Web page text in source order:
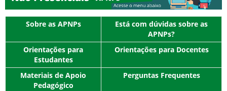
Sobre as APNPs
Está com dúvidas sobre as
APNPs?
Orientações para
Estudantes
Orientações para Docentes
Materiais de Apoio
Pedagógico
Perguntas Frequentes